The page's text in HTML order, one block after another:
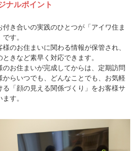
ナルポイント
き合いの実践のひとつが「アイワ住ま
す。
のお住まいに関わる情報が保管され、
きなど素早く対応できます。
お住まいが完成してからは、定期訪問
からいつでも、どんなことでも、お気軽
る「顔の見える関係づくり」をお客様サ
す。